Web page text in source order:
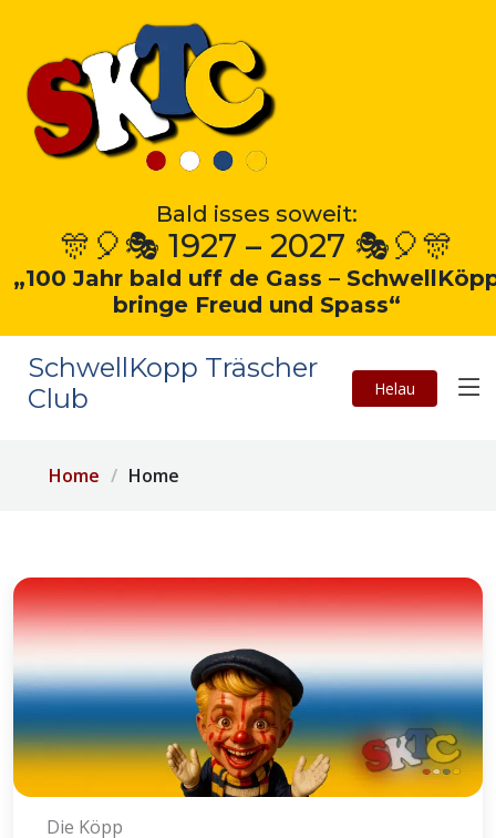
Bald isses soweit:
🎊🎈🎭 1927 – 2027 🎭🎈🎊
„100 Jahr bald uff de Gass –
bringe Freud und Spass“
SchwellKopp Träscher
Club
Helau
Home Home
Die Köpp